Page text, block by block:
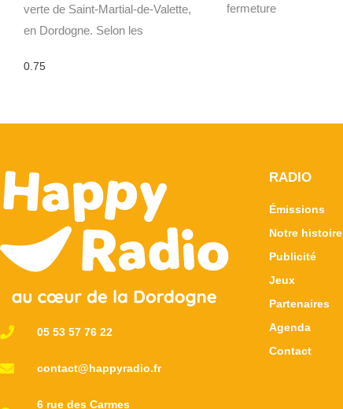
verte de Saint-Martial-de-Valette,
en Dordogne. Selon les
fermeture
05 53 57 76 22
contact@happyradio.fr
6 rue des Carmes
RADIO
Émissions
Notre histoire
Publicité
Jeux
Partenaires
Agenda
Contact